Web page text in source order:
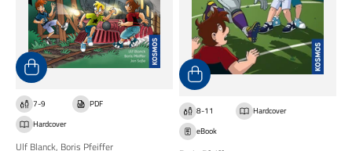
7-9
PDF
Hardcover
Ulf Blanck, Boris Pfeiffer
8-11
Hardcover
eBook